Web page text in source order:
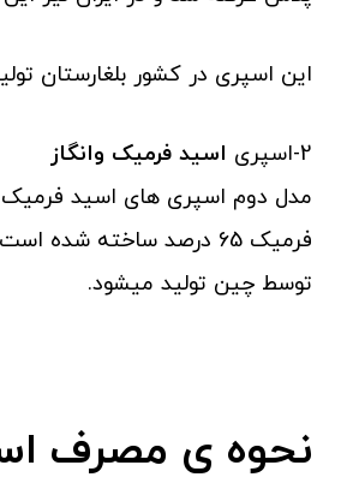
این اسپری در کشور بلغارستان
2-اسپری
اسید فرمیک وانگاز
فرمیک 65 درصد ساخته
توسط چین تولید میشود.
نحوه ی مصرف